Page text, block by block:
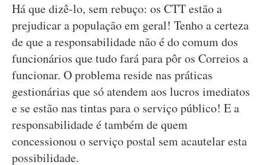
Há que dizê-lo, sem rebuço: os CTT estão a
prejudicar a população em geral! Tenho a certeza
de que a responsabilidade não é do comum dos
funcionários que tudo fará para pôr os Correios a
funcionar. O problema reside nas práticas
gestionárias que só atendem aos lucros imediatos
e se estão nas tintas para o serviço público! E a
responsabilidade é também de quem
concessionou o serviço postal sem acautelar esta
possibilidade.